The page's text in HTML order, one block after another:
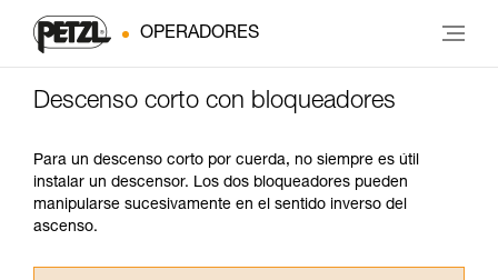
OPERADORES
Descenso corto con bloqueadores
Para un descenso corto por cuerda, no siempre es útil
instalar un descensor. Los dos bloqueadores pueden
manipularse sucesivamente en el sentido inverso del
ascenso.